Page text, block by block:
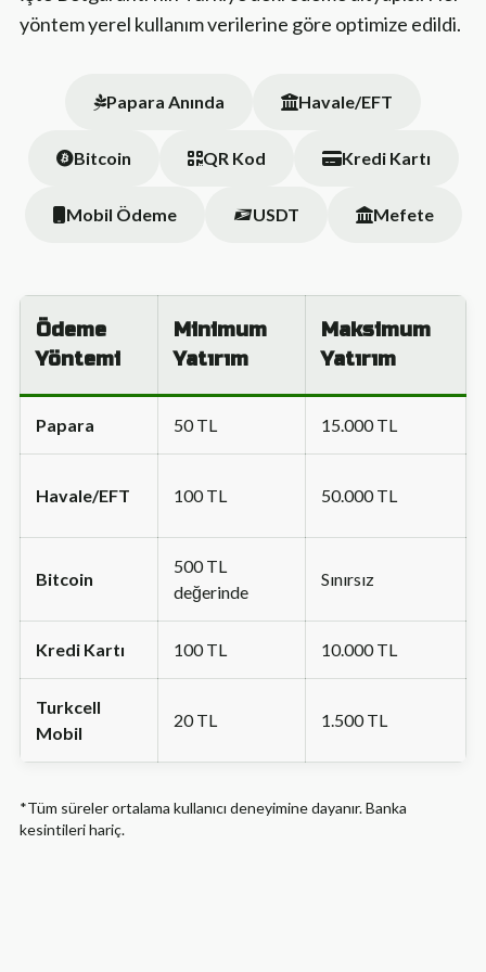
yöntem yerel kullanım verilerine göre optimize edildi.
Papara Anında Havale/EFT
Bitcoin QR Kod Kredi Kartı
Mobil Ödeme USDT Mefete
Ödeme
Yöntemi
Minimum
Yatırım
Maksimum
Yatırım
Papara 50 TL 15.000 TL
Havale/EFT 100 TL 50.000 TL
Bitcoin
500 TL
değerinde
Sınırsız
Kredi Kartı 100 TL 10.000 TL
Turkcell
Mobil
20 TL 1.500 TL
*Tüm süreler ortalama kullanıcı deneyimine dayanır. Banka
kesintileri hariç.